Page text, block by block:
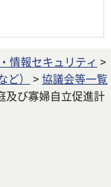
情報セキュリティ >
）
>協議会等一覧
及び寡婦自立促進計